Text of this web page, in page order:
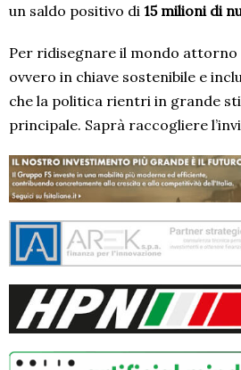
un saldo positivo di 15 milioni di
Per ridisegnare il mondo attorno
ovvero in chiave sostenibile e
che la politica rientri in grande
principale. Saprà raccogliere